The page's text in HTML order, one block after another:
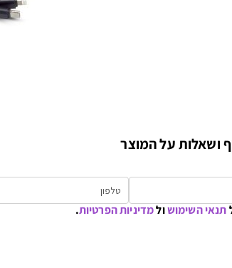
ושאלות על המוצר
תנאי השימושולמדיניות הפרטיות.